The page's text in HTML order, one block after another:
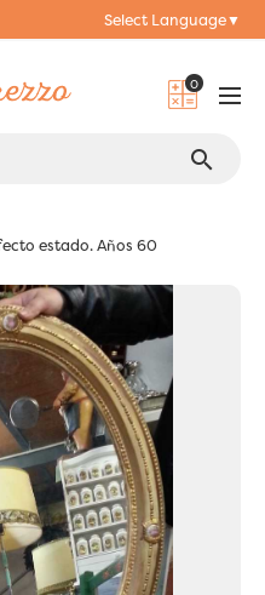
Select Language▼
0
search
estado. Años 60